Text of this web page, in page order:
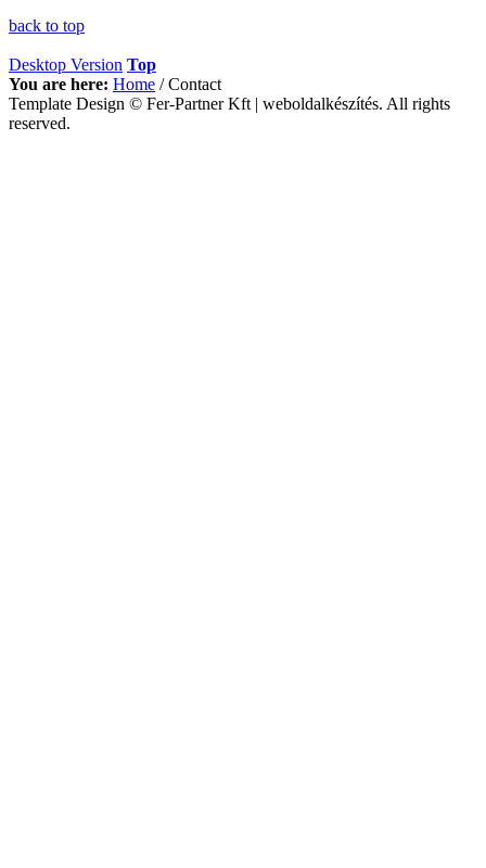
back to top
Desktop Version Top
You are here: Home /Contact
Template Design © Fer-Partner Kft | weboldalkészítés. All rights
reserved.